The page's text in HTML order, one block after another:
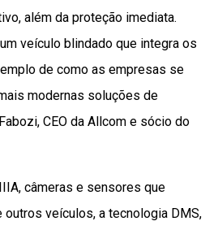
além da proteção imediata.
veículo blindado que integra os
de como as empresas se
modernas soluções de
CEO da Allcom e sócio do
câmeras e sensores que
outros veículos, a tecnologia DMS,